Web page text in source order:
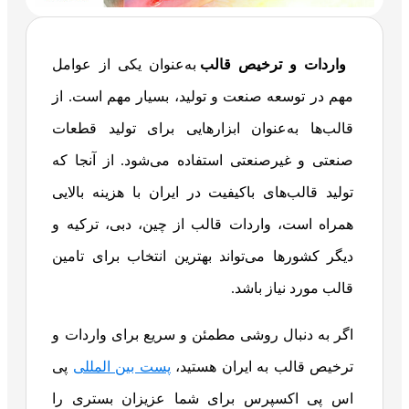
واردات و ترخیص قالب به‌عنوان یکی از عوامل
مهم در توسعه صنعت و تولید، بسیار مهم است. از
قالب‌ها به‌عنوان ابزارهایی برای تولید قطعات
صنعتی و غیرصنعتی استفاده می‌شود. از آنجا که
تولید قالب‌های باکیفیت در ایران با هزینه بالایی
همراه است، واردات قالب از چین، دبی، ترکیه و
دیگر کشورها می‌تواند بهترین انتخاب برای تامین
قالب مورد نیاز باشد.
اگر به دنبال روشی مطمئن و سریع برای واردات و
ترخیص قالب به ایران هستید، پست بین المللی پی
اس پی اکسپرس برای شما عزیزان بستری را